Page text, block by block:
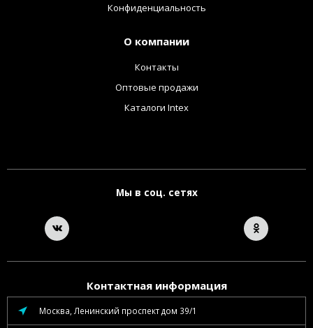
Конфиденциальность
О компании
Контакты
Оптовые продажи
Каталоги Intex
Мы в соц. сетях
Контактная информация
Москва, Ленинский проспект дом 39/1